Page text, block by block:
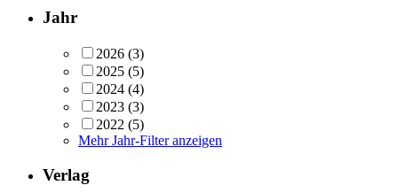
Jahr
2026 (3)
2025 (5)
2024 (4)
2023 (3)
2022 (5)
Mehr Jahr-Filter anzeigen
Verlag